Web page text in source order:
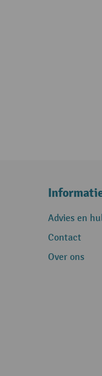
Advies en
Contact
Over ons